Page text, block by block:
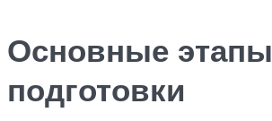
Основные этапы
подготовки